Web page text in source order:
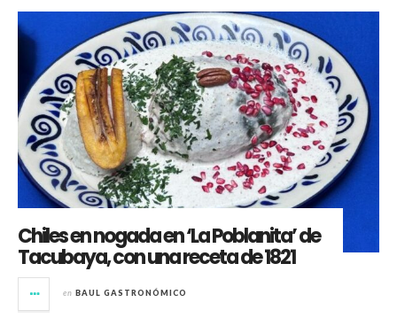
Chiles en nogada en ‘La Poblanita’ de
Tacubaya, con una receta de 1821
en BAUL GASTRONÓMICO